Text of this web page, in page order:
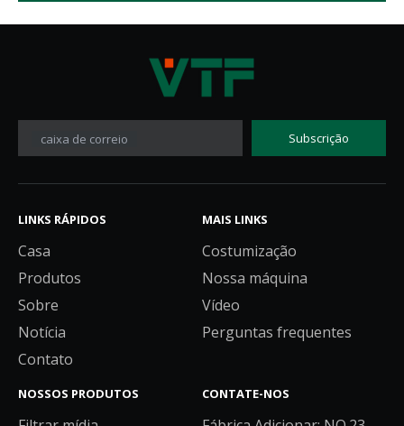
caixa de correio Subscrição
LINKS RÁPIDOS
Casa
Produtos
Sobre
Notícia
Contato
MAIS LINKS
Costumização
Nossa máquina
Vídeo
Perguntas frequentes
NOSSOS PRODUTOS CONTATE-NOS